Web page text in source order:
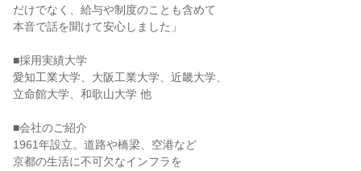
だけでなく、給与や制度のことも含めて
本音で話を聞けて安心しました」
■採用実績大学
愛知工業大学、大阪工業大学、近畿大学、
立命館大学、和歌山大学 他
■会社のご紹介
1961年設立。道路や橋梁、空港など
京都の生活に不可欠なインフラを